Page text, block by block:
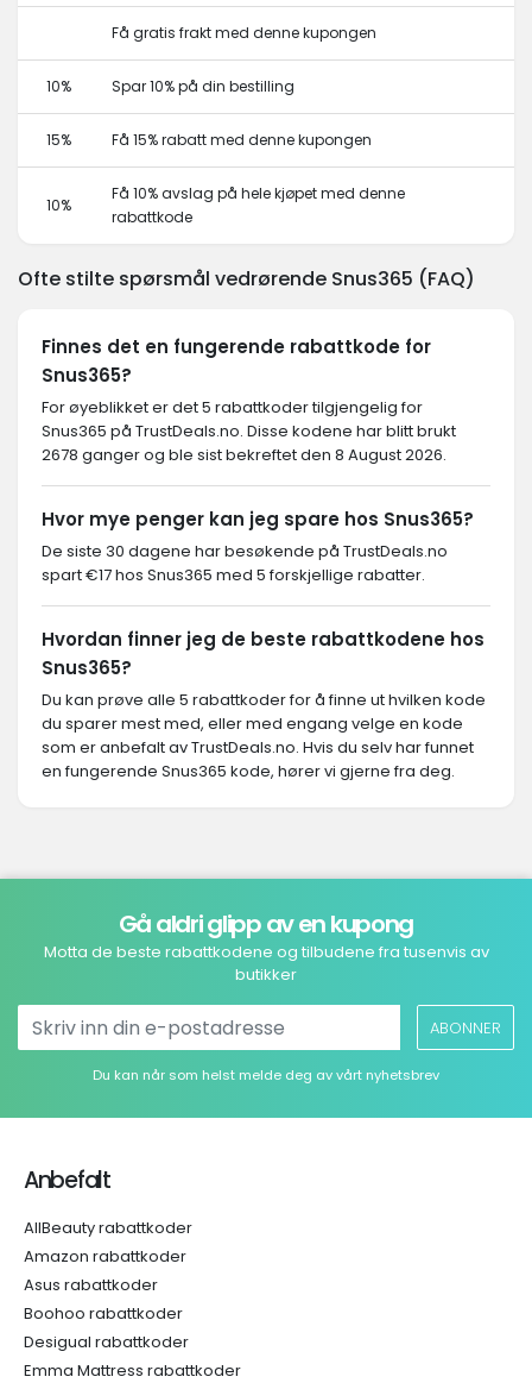
Få gratis frakt med denne kupongen
10% Spar 10% på din bestilling
15% Få 15% rabatt med denne kupongen
10%
Få 10% avslag på hele kjøpet med denne
rabattkode
Ofte stilte spørsmål vedrørende Snus365 (FAQ)
Finnes det en fungerende rabattkode for
Snus365?
For øyeblikket er det 5 rabattkoder tilgjengelig for
Snus365 på TrustDeals.no. Disse kodene har blitt brukt
2678 ganger og ble sist bekreftet den 8 August 2026.
Hvor mye penger kan jeg spare hos Snus365?
De siste 30 dagene har besøkende på TrustDeals.no
spart €17 hos Snus365 med 5 forskjellige rabatter.
Hvordan finner jeg de beste rabattkodene hos
Snus365?
Du kan prøve alle 5 rabattkoder for å finne ut hvilken kode
du sparer mest med, eller med engang velge en kode
som er anbefalt av TrustDeals.no. Hvis du selv har funnet
en fungerende Snus365 kode, hører vi gjerne fra deg.
Gå aldri glipp av en kupong
Motta de beste rabattkodene og tilbudene fra tusenvis av
butikker
ABONNER
Du kan når som helst melde deg av vårt nyhetsbrev
Anbefalt
AllBeauty rabattkoder
Amazon rabattkoder
Asus rabattkoder
Boohoo rabattkoder
Desigual rabattkoder
Emma Mattress rabattkoder